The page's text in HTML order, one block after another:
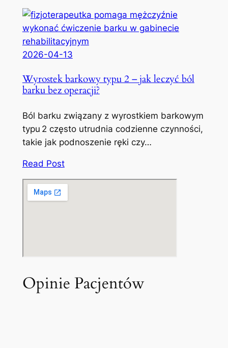
2026-04-13
Wyrostek barkowy typu 2 – jak leczyć ból
barku bez operacji?
Ból barku związany z wyrostkiem barkowym
typu 2 często utrudnia codzienne czynności,
takie jak podnoszenie ręki czy…
Read Post
Opinie Pacjentów